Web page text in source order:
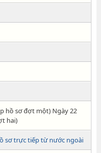
hồ sơ đợt một) Ngày 22
hai)
sơ trực tiếp từ nước ngoài